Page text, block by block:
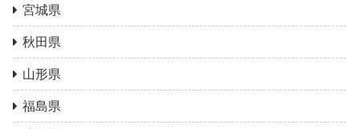
宮城県
秋田県
山形県
福島県